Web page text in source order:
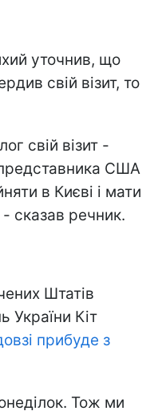
уточнив, що
свій візит, то
свій візит -
США
в Києві і мати
- сказав речник.
Штатів
України Кіт
прибуде з
Тож ми